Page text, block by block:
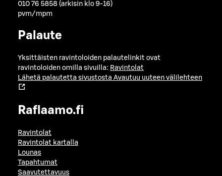
010 76 5858 (arkisin klo 9-16)
pvm/mpm
Palaute
Yksittäisten ravintoloiden palautelinkit ovat
ravintoloiden omilla sivuilla: Ravintolat
Lähetä palautetta sivustosta Avautuu uuteen välilehteen
Raflaamo.fi
Ravintolat
Ravintolat kartalla
Lounas
Tapahtumat
Saavutettavuus